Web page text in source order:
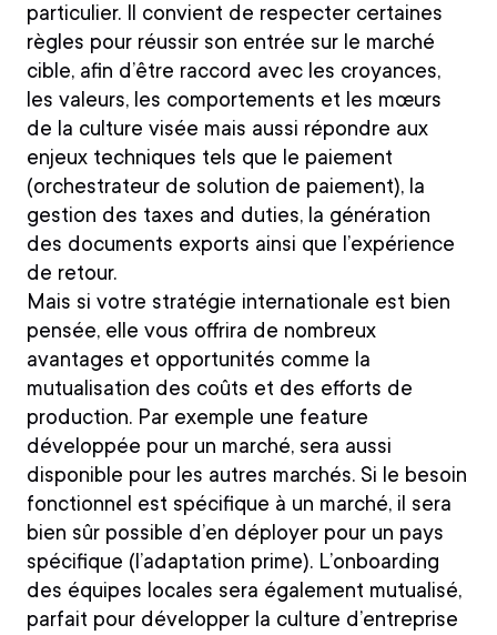
particulier.Il convient de respecter certaines
règles pour réussir son entrée sur le marché
cible, afin d’être raccord avec les croyances,
les valeurs, les comportements et les mœurs
de la culture visée mais aussi répondre aux
enjeux techniques tels que le paiement
(orchestrateur de solution de paiement), la
gestion des taxes and duties, la génération
des documents exports ainsi que l’expérience
de retour.
Mais si votre stratégie internationale est bien
pensée, elle vous offrira de nombreux
avantages et opportunités comme la
mutualisation des coûts et des efforts de
production. Par exemple une feature
développée pour un marché, sera aussi
disponible pour les autres marchés. Si le besoin
fonctionnel est spécifique à un marché, il sera
bien sûr possible d’en déployer pour un pays
spécifique (l’adaptation prime). L’onboarding
des équipes locales sera également mutualisé,
parfait pour développer la culture d’entreprise